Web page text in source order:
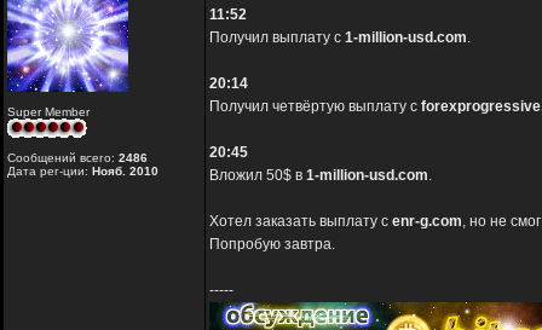
Super Member
Сообщений всего: 2486
Дата рег-ции: Нояб. 2010
11:52
Получил выплату с 1-million-usd.com.
20:14
Получил четвёртую выплату с
20:45
Вложил 50$ в 1-million-usd.com.
Хотел заказать выплату с enr-g.com, но не
Попробую завтра.
-----